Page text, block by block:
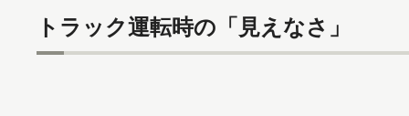
トラック運転時の「見えなさ」